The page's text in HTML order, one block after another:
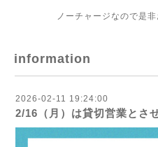
ノーチャージなので是
information
2026-02-11 19:24:00
2/16（月）は貸切営業とさ